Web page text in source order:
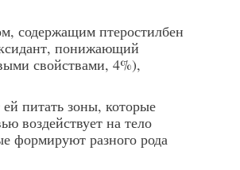
содержащим птеростилбен
понижающий
свойствами, 4%),
питать зоны, которые
воздействует на тело
формируют разного рода